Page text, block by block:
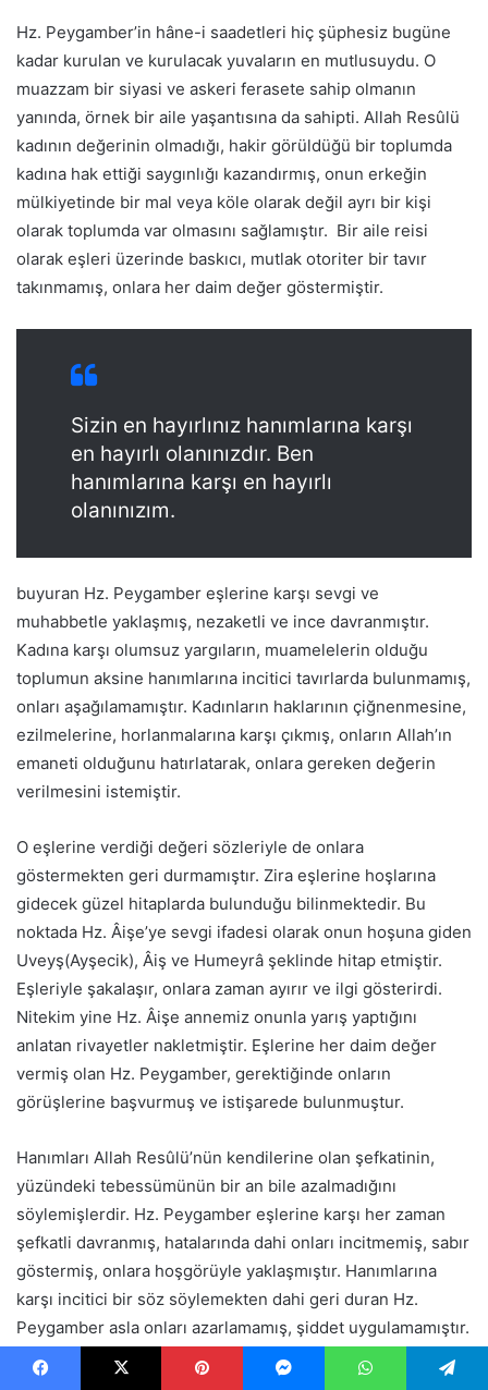
Hz. Peygamber’in hâne-i saadetleri hiç şüphesiz bugüne
kadar kurulan ve kurulacak yuvaların en mutlusuydu. O
muazzam bir siyasi ve askeri ferasete sahip olmanın
yanında, örnek bir aile yaşantısına da sahipti. Allah Resûlü
kadının değerinin olmadığı, hakir görüldüğü bir toplumda
kadına hak ettiği saygınlığı kazandırmış, onun erkeğin
mülkiyetinde bir mal veya köle olarak değil ayrı bir kişi
olarak toplumda var olmasını sağlamıştır. Bir aile reisi
olarak eşleri üzerinde baskıcı, mutlak otoriter bir tavır
takınmamış, onlara her daim değer göstermiştir.
Sizin en hayırlınız hanımlarına karşı
en hayırlı olanınızdır. Ben
hanımlarına karşı en hayırlı
olanınızım.
buyuran Hz. Peygamber eşlerine karşı sevgi ve
muhabbetle yaklaşmış, nezaketli ve ince davranmıştır.
Kadına karşı olumsuz yargıların, muamelelerin olduğu
toplumun aksine hanımlarına incitici tavırlarda bulunmamış,
onları aşağılamamıştır. Kadınların haklarının çiğnenmesine,
ezilmelerine, horlanmalarına karşı çıkmış, onların Allah’ın
emaneti olduğunu hatırlatarak, onlara gereken değerin
verilmesini istemiştir.
O eşlerine verdiği değeri sözleriyle de onlara
göstermekten geri durmamıştır. Zira eşlerine hoşlarına
gidecek güzel hitaplarda bulunduğu bilinmektedir. Bu
noktada Hz. Âişe’ye sevgi ifadesi olarak onun hoşuna giden
Uveyş(Ayşecik), Âiş ve Humeyrâ şeklinde hitap etmiştir.
Eşleriyle şakalaşır, onlara zaman ayırır ve ilgi gösterirdi.
Nitekim yine Hz. Âişe annemiz onunla yarış yaptığını
anlatan rivayetler nakletmiştir. Eşlerine her daim değer
vermiş olan Hz. Peygamber, gerektiğinde onların
görüşlerine başvurmuş ve istişarede bulunmuştur.
Hanımları Allah Resûlü’nün kendilerine olan şefkatinin,
yüzündeki tebessümünün bir an bile azalmadığını
söylemişlerdir. Hz. Peygamber eşlerine karşı her zaman
şefkatli davranmış, hatalarında dahi onları incitmemiş, sabır
göstermiş, onlara hoşgörüyle yaklaşmıştır. Hanımlarına
karşı incitici bir söz söylemekten dahi geri duran Hz.
Peygamber asla onları azarlamamış, şiddet uygulamamıştır.
Zira O, “Kadınlar erkeğin dengi, benzeri ve tam bir eşidir.